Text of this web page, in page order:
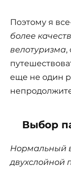
Поэтому я
более
велотуризма,
еще не один
Выбор
Нормальный
двухслойной